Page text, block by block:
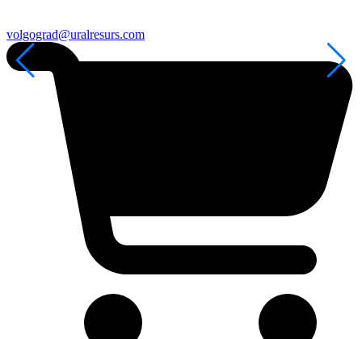
volgograd@uralresurs.com